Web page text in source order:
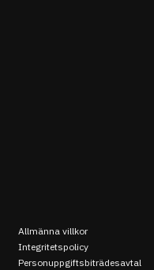
Allmänna villkor
Integritetspolicy
Personuppgiftsbiträdesavtal